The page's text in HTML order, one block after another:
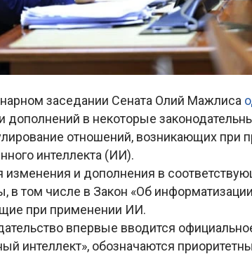
заседании Сената Олий Мажлиса
дополнений в некоторые
отношений, возникающих при
интеллекта (ИИ).
изменения и дополнения в
в том числе в Закон «Об
при применении ИИ.
впервые вводится
интеллект», обозначаются